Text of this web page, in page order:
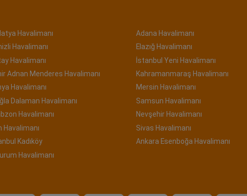
Havalimanı
Havalimanı
Havalimanı
Adnan Menderes Havalimanı
Havalimanı
Dalaman Havalimanı
Havalimanı
Havalimanı
Kadıköy
Havalimanı
Adana Havalimanı
Elazığ Havalimanı
İstanbul Yeni Havalimanı
Kahramanmaraş Havalimanı
Mersin Havalimanı
Samsun Havalimanı
Nevşehir Havalimanı
Sivas Havalimanı
Ankara Esenboğa Havalimanı